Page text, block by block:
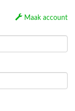
Maak account